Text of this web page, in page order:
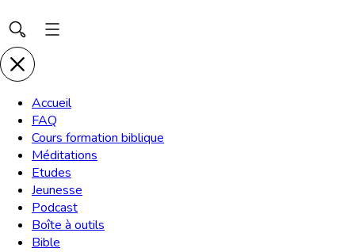
Accueil
FAQ
Cours formation biblique
Méditations
Etudes
Jeunesse
Podcast
Boîte à outils
Bible